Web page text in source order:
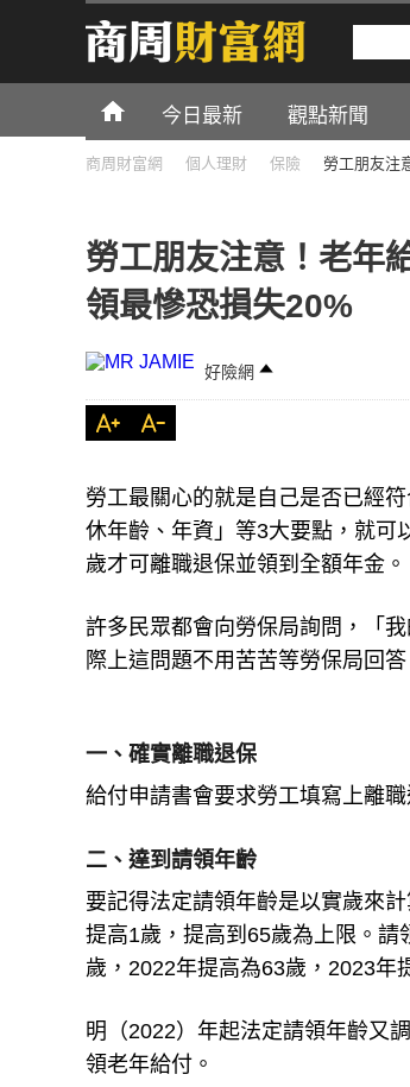
今日最新 觀點新聞
商周財富網 個人理財 保險 勞工朋友注
勞工朋友注意！老年
領最慘恐損失20%
好險網
勞工最關心的就是自己是否已經
休年齡、年資」等3大要點，就可
歲才可離職退保並領到全額年金。
許多民眾都會向勞保局詢問，「
際上這問題不用苦苦等勞保局回
一、確實離職退保
給付申請書會要求勞工填寫上離
二、達到請領年齡
要記得法定請領年齡是以實歲來
提高1歲，提高到65歲為上限。
歲，2022年提高為63歲，2023年
明（2022）年起法定請領年齡又
領老年給付。